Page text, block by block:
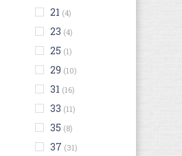
21 (4)
23 (4)
25 (1)
29 (10)
31 (16)
33 (11)
35 (8)
37 (31)